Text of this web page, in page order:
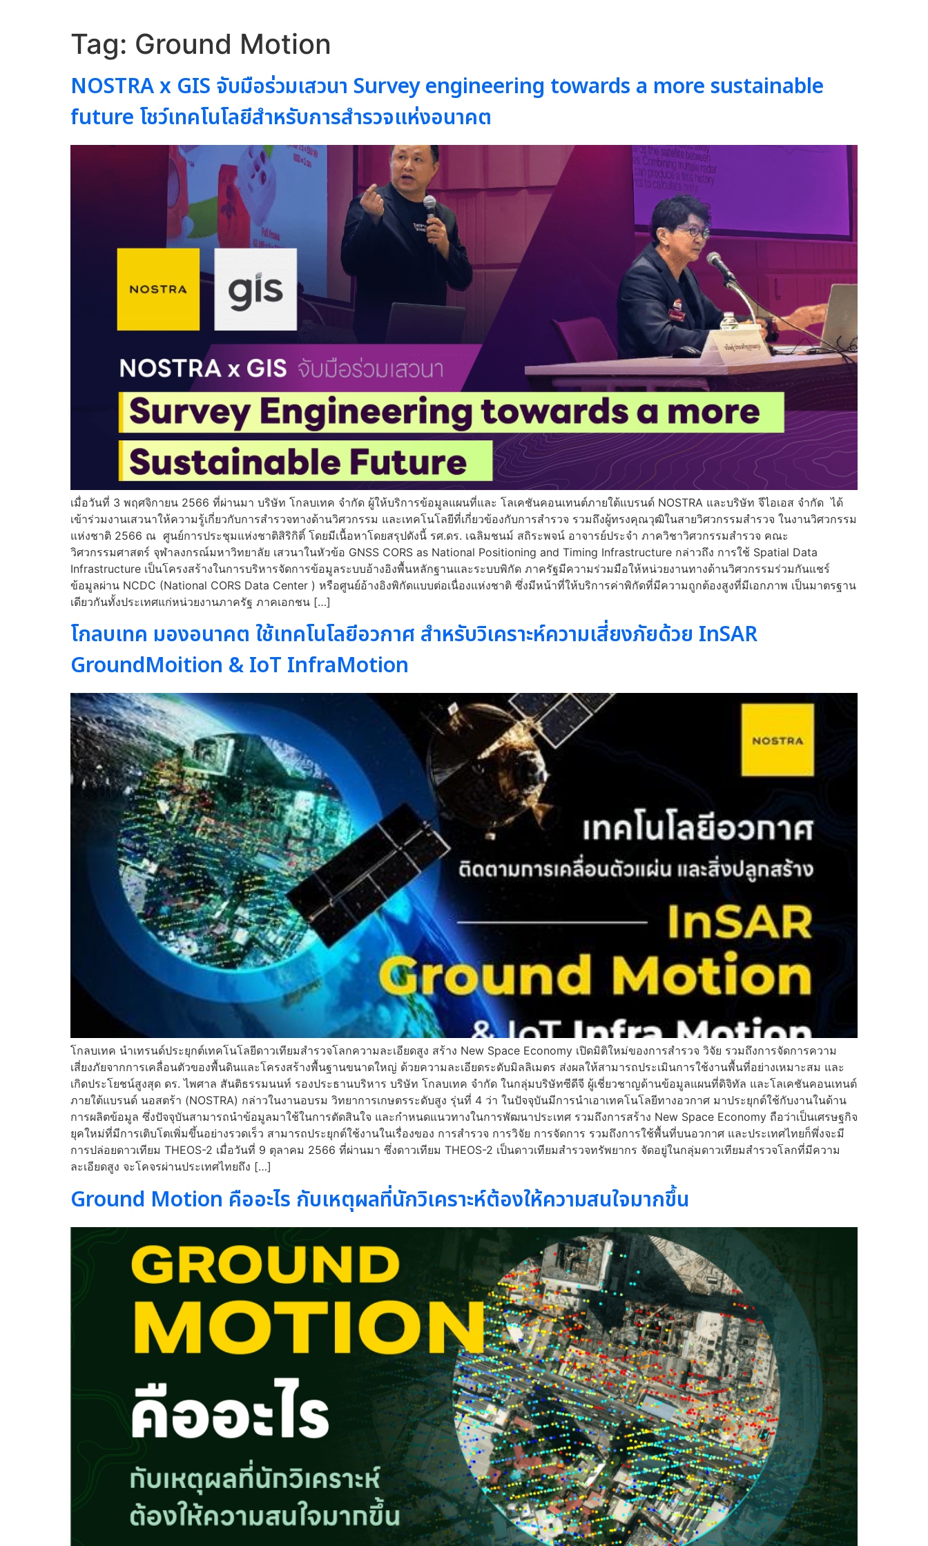
Tag: Ground Motion
NOSTRA x GIS จับมือร่วมเสวนา Survey engineering towards a more sustainable
future โชว์เทคโนโลยีสำหรับการสำรวจแห่งอนาคต
เมื่อวันที่ 3 พฤศจิกายน 2566 ที่ผ่านมา บริษัท โกลบเทค จำกัด ผู้ให้บริการข้อมูลแผนที่และ โลเคชันคอนเทนต์ภายใต้แบรนด์ NOSTRA และบริษัท จีไอเอส จำกัด ได้
เข้าร่วมงานเสวนาให้ความรู้เกี่ยวกับการสำรวจทางด้านวิศวกรรม และเทคโนโลยีที่เกี่ยวข้องกับการสำรวจ รวมถึงผู้ทรงคุณวุฒิในสายวิศวกรรมสำรวจ ในงานวิศวกรรม
แห่งชาติ 2566 ณ ศูนย์การประชุมแห่งชาติสิริกิติ์ โดยมีเนื้อหาโดยสรุปดังนี้ รศ.ดร. เฉลิมชนม์ สถิระพจน์ อาจารย์ประจำ ภาควิชาวิศวกรรมสำรวจ คณะ
วิศวกรรมศาสตร์ จุฬาลงกรณ์มหาวิทยาลัย เสวนาในหัวข้อ GNSS CORS as National Positioning and Timing Infrastructure กล่าวถึง การใช้ Spatial Data
Infrastructure เป็นโครงสร้างในการบริหารจัดการข้อมูลระบบอ้างอิงพื้นหลักฐานและระบบพิกัด ภาครัฐมีความร่วมมือให้หน่วยงานทางด้านวิศวกรรมร่วมกันแชร์
ข้อมูลผ่าน NCDC (National CORS Data Center ) หรือศูนย์อ้างอิงพิกัดแบบต่อเนื่องแห่งชาติ ซึ่งมีหน้าที่ให้บริการค่าพิกัดที่มีความถูกต้องสูงที่มีเอกภาพ เป็นมาตรฐาน
เดียวกันทั้งประเทศแก่หน่วยงานภาครัฐ ภาคเอกชน […]
โกลบเทค มองอนาคต ใช้เทคโนโลยีอวกาศ สำหรับวิเคราะห์ความเสี่ยงภัยด้วย InSAR
GroundMoition & IoT InfraMotion
โกลบเทค นำเทรนด์ประยุกต์เทคโนโลยีดาวเทียมสำรวจโลกความละเอียดสูง สร้าง New Space Economy เปิดมิติใหม่ของการสำรวจ วิจัย รวมถึงการจัดการความ
เสี่ยงภัยจากการเคลื่อนตัวของพื้นดินและโครงสร้างพื้นฐานขนาดใหญ่ ด้วยความละเอียดระดับมิลลิเมตร ส่งผลให้สามารถประเมินการใช้งานพื้นที่อย่างเหมาะสม และ
เกิดประโยชน์สูงสุด ดร. ไพศาล สันติธรรมนนท์ รองประธานบริหาร บริษัท โกลบเทค จำกัด ในกลุ่มบริษัทซีดีจี ผู้เชี่ยวชาญด้านข้อมูลแผนที่ดิจิทัล และโลเคชันคอนเทนต์
ภายใต้แบรนด์ นอสตร้า (NOSTRA) กล่าวในงานอบรม วิทยาการเกษตรระดับสูง รุ่นที่ 4 ว่า ในปัจจุบันมีการนำเอาเทคโนโลยีทางอวกาศ มาประยุกต์ใช้กับงานในด้าน
การผลิตข้อมูล ซึ่งปัจจุบันสามารถนำข้อมูลมาใช้ในการตัดสินใจ และกำหนดแนวทางในการพัฒนาประเทศ รวมถึงการสร้าง New Space Economy ถือว่าเป็นเศรษฐกิจ
ยุคใหม่ที่มีการเติบโตเพิ่มขึ้นอย่างรวดเร็ว สามารถประยุกต์ใช้งานในเรื่องของ การสำรวจ การวิจัย การจัดการ รวมถึงการใช้พื้นที่บนอวกาศ และประเทศไทยก็พึ่งจะมี
การปล่อยดาวเทียม THEOS-2 เมื่อวันที่ 9 ตุลาคม 2566 ที่ผ่านมา ซึ่งดาวเทียม THEOS-2 เป็นดาวเทียมสำรวจทรัพยากร จัดอยู่ในกลุ่มดาวเทียมสำรวจโลกที่มีความ
ละเอียดสูง จะโคจรผ่านประเทศไทยถึง […]
Ground Motion คืออะไร กับเหตุผลที่นักวิเคราะห์ต้องให้ความสนใจมากขึ้น